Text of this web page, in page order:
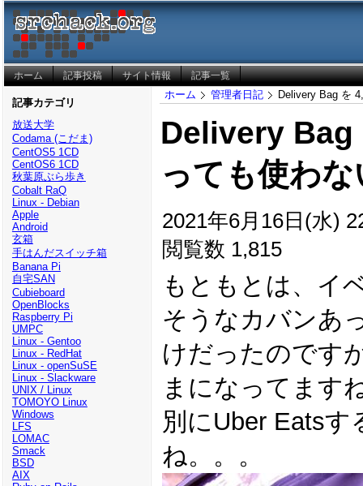
ホーム 記事投稿 サイト情報 記事一覧
記事カテゴリ
放送大学
Codama (こだま)
CentOS5 1CD
CentOS6 1CD
秋葉原ぶら歩き
Cobalt RaQ
Linux - Debian
Apple
Android
玄箱
手はんだスイッチ箱
Banana Pi
自宅SAN
Cubieboard
OpenBlocks
Raspberry Pi
UMPC
Linux - Gentoo
Linux - RedHat
Linux - openSuSE
Linux - Slackware
UNIX / Linux
TOMOYO Linux
Windows
LFS
LOMAC
Smack
BSD
AIX
ホーム 管理者日記 Delivery Bag を
Delivery Bag
っても使わ
2021年6月16日(水)
閲覧数 1,815
もともとは、イ
そうなカバンあ
けだったのです
まになってます
別にUber Eats
ね。。。